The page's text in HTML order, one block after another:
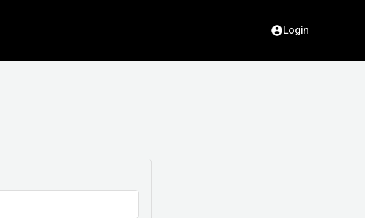
Login